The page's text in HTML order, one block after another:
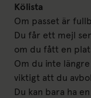
Kölista
Om passet är
Du får ett mejl
om du fått en
Om du inte
viktigt att du
Du kan bara ha